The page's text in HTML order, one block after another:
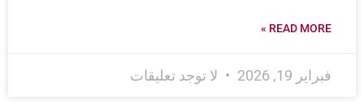
READ MORE »
فبراير 19, 2026 لا توجد تعليقات